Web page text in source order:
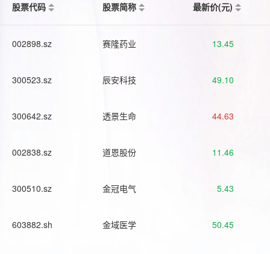
股票代码
股票简称 最新价(元)
002898.sz 赛隆药业 13.45
300523.sz 辰安科技 49.10
300642.sz 透景生命 44.63
002838.sz 道恩股份 11.46
300510.sz 金冠电气 5.43
603882.sh 金域医学 50.45